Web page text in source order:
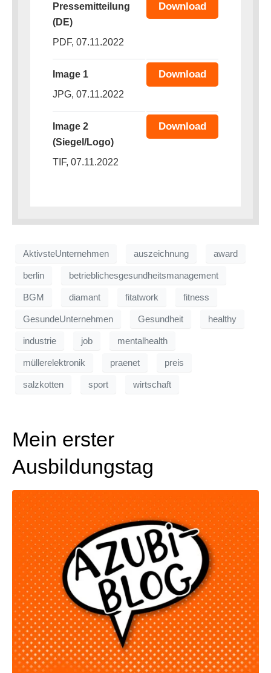
Pressemitteilung
(DE)
PDF, 07.11.2022
Download
Image 1
JPG, 07.11.2022
Download
Image 2
(Siegel/Logo)
TIF, 07.11.2022
Download
AktivsteUnternehmen auszeichnung award
berlin betrieblichesgesundheitsmanagement
BGM diamant fitatwork fitness
GesundeUnternehmen Gesundheit healthy
industrie job mentalhealth
müllerelektronik praenet preis
salzkotten sport wirtschaft
Mein erster
Ausbildungstag